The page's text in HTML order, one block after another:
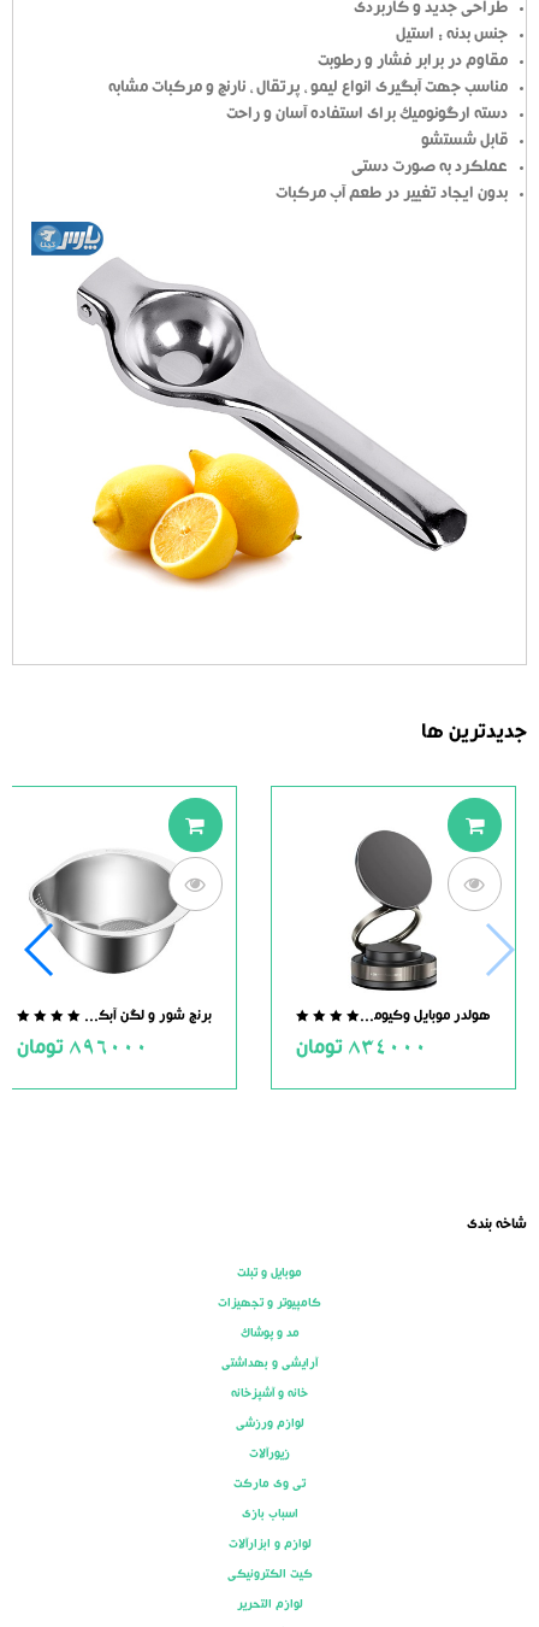
طراحی جدید و کاربردی
جنس بدنه : استیل
مقاوم در برابر فشار و رطوبت
مناسب جهت آبگیری انواع لیمو ، پرتقال ، نارنج و مرکبات مشابه
دسته ارگونومیک برای استفاده آسان و راحت
قابل شستشو
عملکرد به صورت دستی
بدون ایجاد تغییر در طعم آب مرکبات
جدیدترین ها
out
5
هولدر موبایل وکیومی مگنت دار
834000 تومان
5
برنج شور و لگن آبکش دار استیل
896000 تومان
شاخه بندی
موبایل و تبلت
کامپیوتر و تجهیزات
مد و پوشاک
آرایشی و بهداشتی
خانه و آشپزخانه
لوازم ورزشی
زیورآلات
تی وی مارکت
اسباب بازی
لوازم و ابزارآلات
کیت الکترونیکی
لوازم التحریر